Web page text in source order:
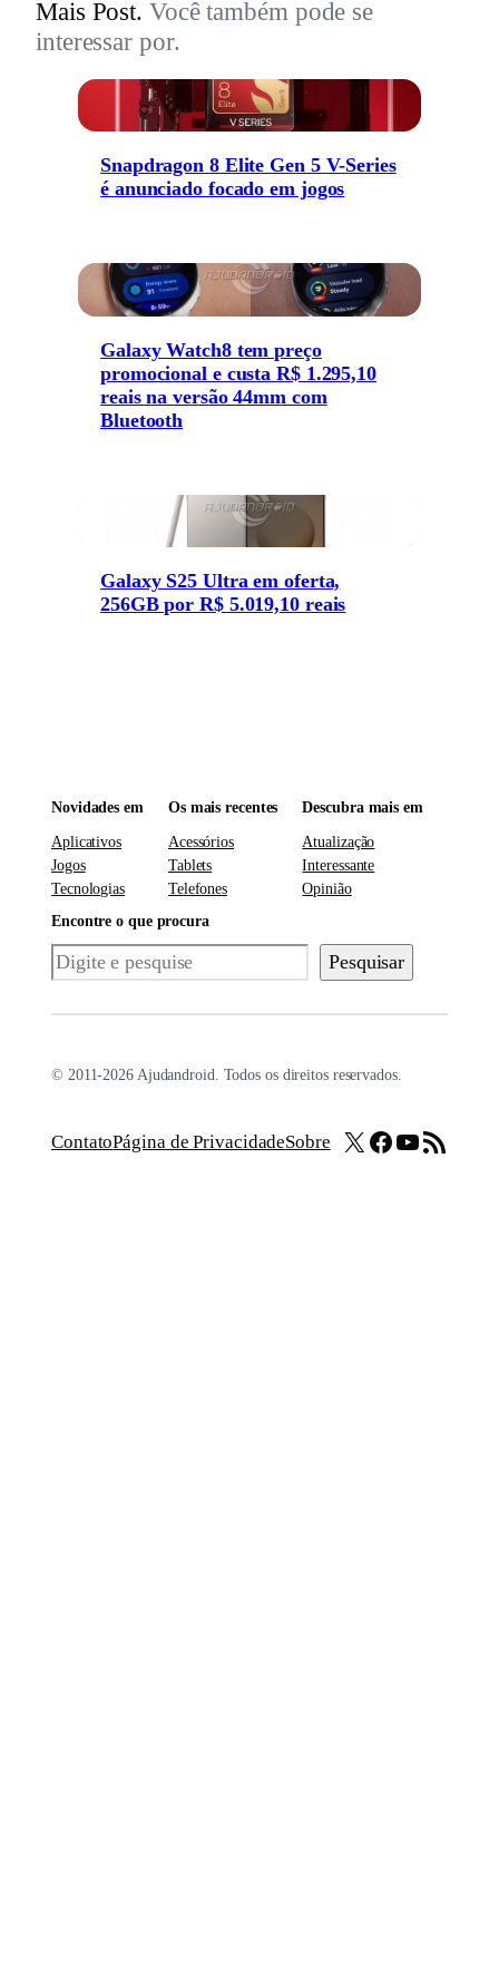
Mais Post. Você também pode se
interessar por.
Snapdragon 8 Elite Gen 5 V-Series
é anunciado focado em jogos
Galaxy Watch8 tem preço
promocional e custa R$ 1.295,10
reais na versão 44mm com
Bluetooth
Galaxy S25 Ultra em oferta,
256GB por R$ 5.019,10 reais
Novidades em
Aplicativos
Jogos
Tecnologias
Os mais recentes
Acessórios
Tablets
Telefones
Descubra mais em
Atualização
Interessante
Opinião
Encontre o que procura
Pesquisar Pesquisar
© 2011-2026 Ajudandroid. Todos os direitos reservados.
ContatoPágina de PrivacidadeSobre X Facebook
Youtube
Feed RSS